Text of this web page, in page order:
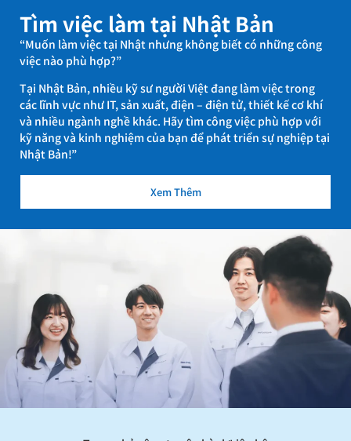
Tìm việc làm tại Nhật Bản
“Muốn làm việc tại Nhật nhưng không biết có những công
việc nào phù hợp?”
Tại Nhật Bản, nhiều kỹ sư người Việt đang làm việc trong
các lĩnh vực như IT, sản xuất, điện – điện tử, thiết kế cơ khí
và nhiều ngành nghề khác. Hãy tìm công việc phù hợp với
kỹ năng và kinh nghiệm của bạn để phát triển sự nghiệp tại
Nhật Bản!”
Xem Thêm